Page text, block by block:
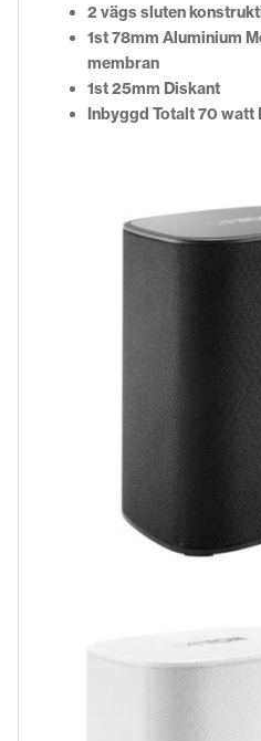
2 vägs sluten
1st 78mm Aluminium
membran
1st 25mm Diskant
Inbyggd Totalt 70